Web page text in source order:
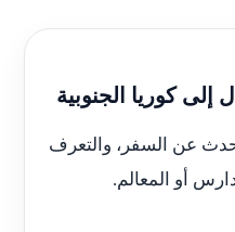
كوريا الجنوبية
عن السفر، والتعرف
أو المعالم.